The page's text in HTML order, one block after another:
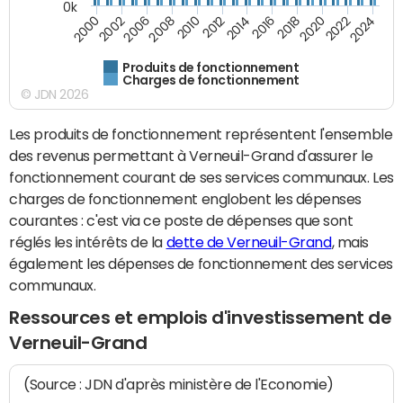
Produits de fonctionnement
Charges de fonctionnement
200020022006200820102012201420162018202020222024
0k
© JDN 2026
Les produits de fonctionnement représentent l'ensemble
des revenus permettant à Verneuil-Grand d'assurer le
fonctionnement courant de ses services communaux. Les
charges de fonctionnement englobent les dépenses
courantes : c'est via ce poste de dépenses que sont
réglés les intérêts de la dette de Verneuil-Grand, mais
également les dépenses de fonctionnement des services
communaux.
Ressources et emplois d'investissement de
Verneuil-Grand
(Source : JDN d'après ministère de l'Economie)